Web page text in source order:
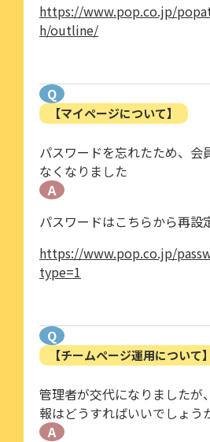
https://www.pop.co.jp/
h/outline/
Q
【マイページについて】
パスワードを忘れたため、会
なくなりました
A
パスワードはこちらから再設
https://www.pop.co.jp/
type=1
Q
【チームページ運用について】
管理者が交代になりましたが
報はどうすればいいでしょう
A